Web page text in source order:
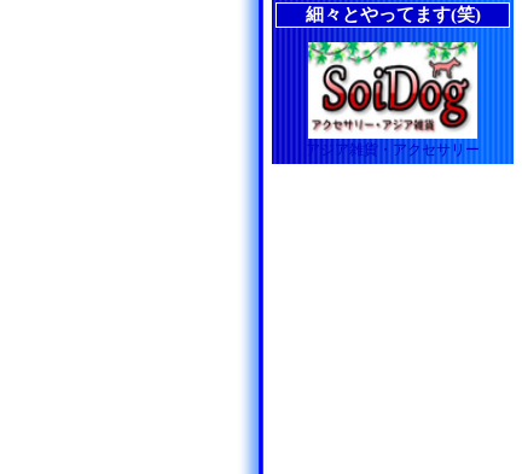
細々とやってます(笑)
アジア雑貨・アクセサリー